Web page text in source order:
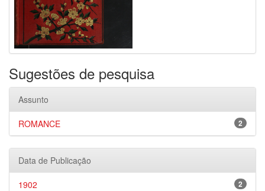
Sugestões de pesquisa
Assunto
2
ROMANCE
Data de Publicação
2
1902